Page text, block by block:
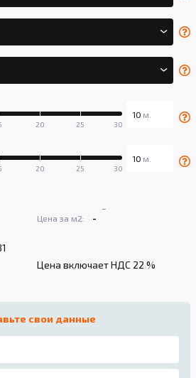
Цена за м2: -
-
Цена включает НДС 22 %
свои данные